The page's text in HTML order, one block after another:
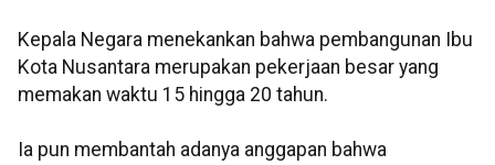
Kepala Negara menekankan bahwa pembangunan Ibu
Kota Nusantara merupakan pekerjaan besar yang
memakan waktu 15 hingga 20 tahun.
Ia pun membantah adanya anggapan bahwa